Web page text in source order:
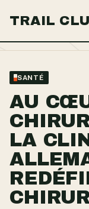
TRAIL
SANTÉ
AU
LA